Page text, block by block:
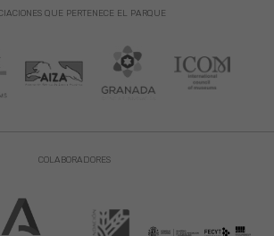
QUE PERTENECE EL PARQUE
COLABORADORES